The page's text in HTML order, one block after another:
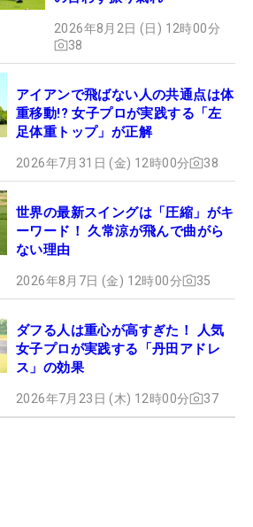
2026年8月2日 (日) 12時00分
38
アイアンで飛ばない人の共通点は体
重移動!? 女子プロが実践する「左
足体重トップ」が正解
2026年7月31日 (金) 12時00分 38
世界の最新スイングは「圧縮」がキ
ーワード！ 久常涼が飛んで曲がら
ない理由
2026年8月7日 (金) 12時00分 35
ダフる人は重心が高すぎた！ 人気
女子プロが実践する「丹田アドレ
ス」の効果
2026年7月23日 (木) 12時00分 37